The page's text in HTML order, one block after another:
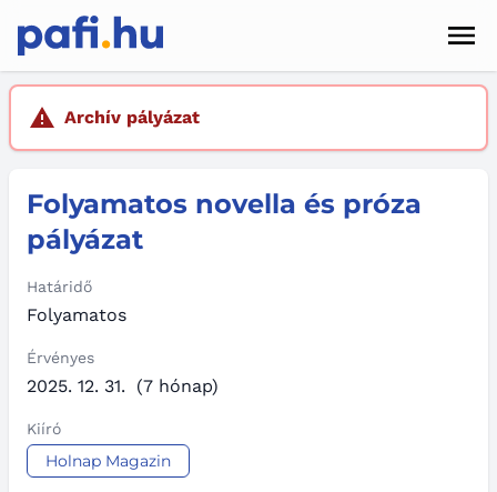
Hírek
Pályázatok
Szolgáltatások
Kapcsolat
Sötét mód
Archív pályázat
Folyamatos novella és próza
pályázat
Határidő
Folyamatos
Érvényes
2025. 12. 31. (7 hónap)
Kiíró
Holnap Magazin